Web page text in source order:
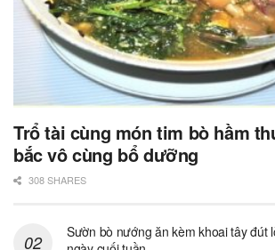
Trổ tài cùng món tim bò hầm
bắc vô cùng bổ dưỡng
308 SHARES
Sườn bò nướng ăn kèm khoai tây đút